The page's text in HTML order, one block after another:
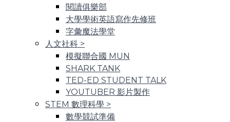
閱讀俱樂部
大學學術英語寫作先修班
字彙魔法學堂
人文社科 >
模擬聯合國 MUN
SHARK TANK
TED-ED STUDENT TALK
YOUTUBER 影片製作
STEM 數理科學 >
數學競試準備